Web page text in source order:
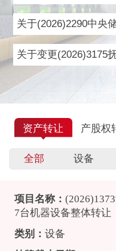
关于(2026)2290中央
关于变更(2026)3175